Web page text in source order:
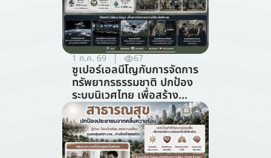
1 ก.ค. 69 67
ซูเปอร์เอลนีโญกับการจัดการ
ทรัพยากรธรรมชาติ ปกป้อง
ระบบนิเวศไทย เพื่อสร้าง
ภูมิคุ้มกันต่อวิกฤตภูมิอากาศ
(สาขาการจัดการ
ทรัพยากรธรรมชาติ)